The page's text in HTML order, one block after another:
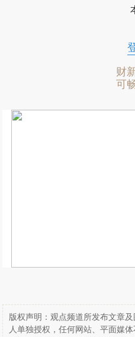
财
可
版权声明：观点频道所发布文章
人单独授权，任何网站、平面媒